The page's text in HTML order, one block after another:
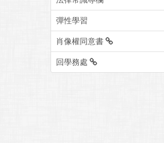
彈性學習
肖像權同意書
回學務處